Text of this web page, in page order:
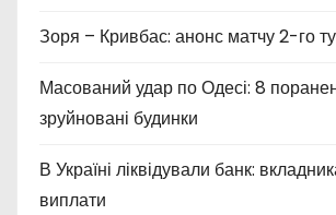
Зоря – Кривбас: анонс матчу 2-го
Масований удар по Одесі: 8
зруйновані будинки
В Україні ліквідували банк:
виплати